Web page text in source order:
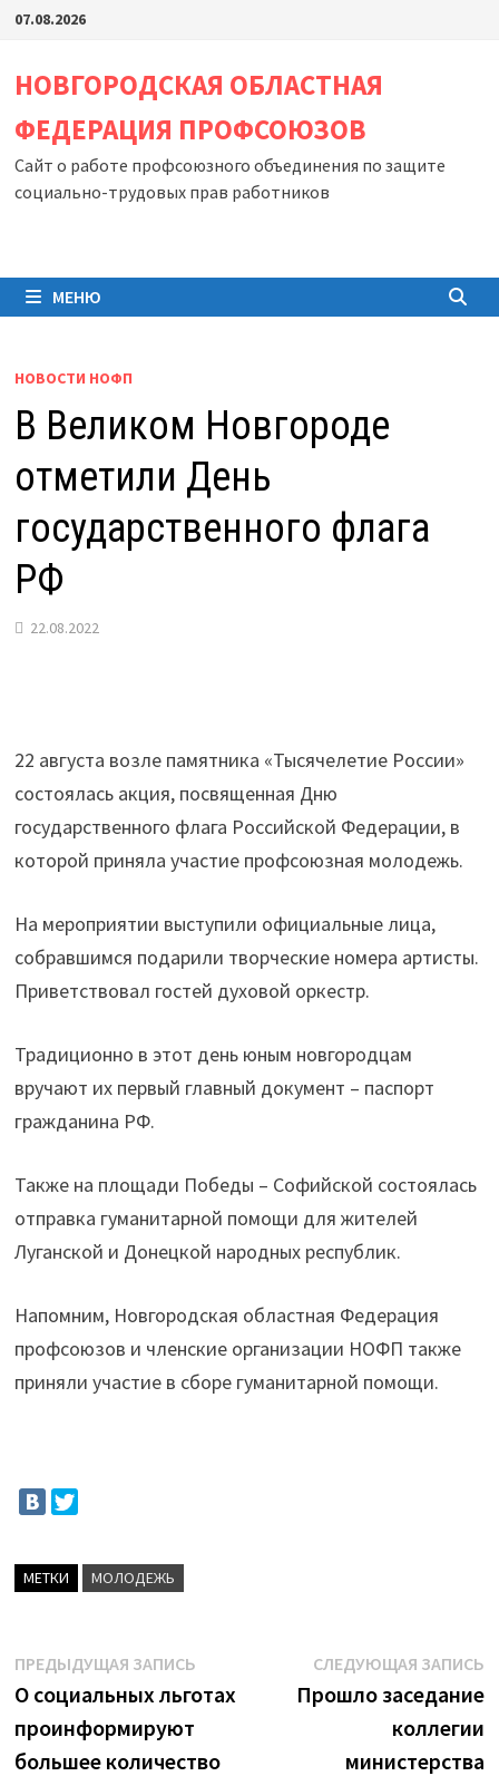
Перейти
содержимому
07.08.2026
НОВГОРОДСКАЯ ОБЛАСТНАЯ
ФЕДЕРАЦИЯ ПРОФСОЮЗОВ
Сайт о работе профсоюзного объединения по защите
социально-трудовых прав работников
МЕНЮ
НОВОСТИ НОФП
В Великом Новгороде
отметили День
государственного флага
РФ
22.08.2022
22 августа возле памятника «Тысячелетие России»
состоялась акция, посвященная Дню
государственного флага Российской Федерации, в
которой приняла участие профсоюзная молодежь.
На мероприятии выступили официальные лица,
собравшимся подарили творческие номера артисты.
Приветствовал гостей духовой оркестр.
Традиционно в этот день юным новгородцам
вручают их первый главный документ – паспорт
гражданина РФ.
Также на площади Победы – Софийской состоялась
отправка гуманитарной помощи для жителей
Луганской и Донецкой народных республик.
Напомним, Новгородская областная Федерация
профсоюзов и членские организации НОФП также
приняли участие в сборе гуманитарной помощи.
МЕТКИ МОЛОДЕЖЬ
Навигация
по
записям
ПРЕДЫДУЩАЯ ЗАПИСЬ
запись:
О социальных льготах
проинформируют
большее количество
СЛЕДУЮЩАЯ ЗАПИСЬ
Прошло заседание
коллегии
министерства